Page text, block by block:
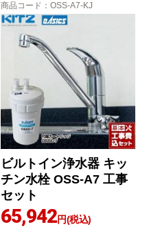
商品コード ：OSS-A7-KJ
ビルトイン浄水器 キッ
チン水栓 OSS-A7 工事
セット
65,942円(税込)